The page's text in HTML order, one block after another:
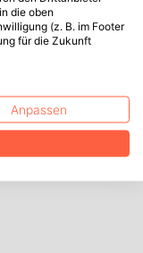
die oben
(z. B. im Footer
für die Zukunft
Anpassen